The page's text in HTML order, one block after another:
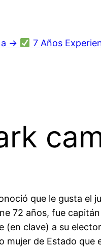
→ 7 Años
que le gusta el
72 años, fue
(en clave) a su
mujer de Estado que